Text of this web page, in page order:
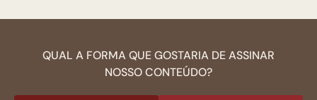
QUAL A FORMA QUE GOSTARIA DE ASSINAR
NOSSO CONTEÚDO?